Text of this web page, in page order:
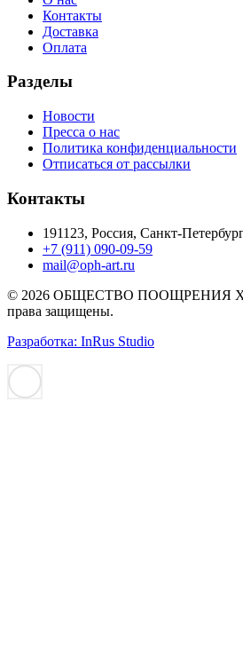
Контакты
Доставка
Оплата
Разделы
Новости
Пресса о нас
Политика конфиденциальности
Отписаться от рассылки
Контакты
191123, Россия, Санкт-
+7 (911) 090-09-59
mail@oph-art.ru
© 2026 ОБЩЕСТВО ПООЩРЕНИЯ
права защищены.
Разработка: InRus Studio